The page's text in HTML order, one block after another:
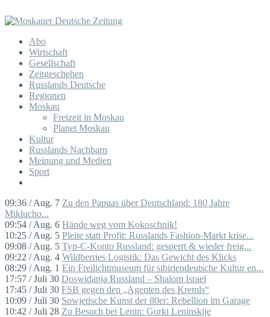
Abo
Wirtschaft
Gesellschaft
Zeitgeschehen
Russlands Deutsche
Regionen
Moskau
Freizeit in Moskau
Planet Moskau
Kultur
Russlands Nachbarn
Meinung und Medien
Sport
09:36 / Aug. 7 Zu den Papuas über Deutschland: 180 Jahre
Miklucho...
09:54 / Aug. 6 Hände weg vom Kokoschnik!
10:25 / Aug. 5 Pleite statt Profit: Russlands Fashion-Markt krise...
09:08 / Aug. 5 Typ-C-Konto Russland: gesperrt & wieder freig...
09:22 / Aug. 4 Wildberries Logistik: Das Gewicht des Klicks
08:29 / Aug. 1 Ein Freilichtmuseum für sibiriendeutsche Kultur en...
17:57 / Juli 30 Doswidanja Russland – Shalom Israel
17:45 / Juli 30 FSB gegen den „Agenten des Kremls“
10:09 / Juli 30 Sowjetische Kunst der 80er: Rebellion im Garage
10:42 / Juli 28 Zu Besuch bei Lenin: Gorki Leninskije